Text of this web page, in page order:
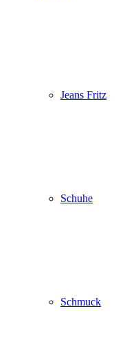
Jeans Fritz
Schuhe
Schmuck